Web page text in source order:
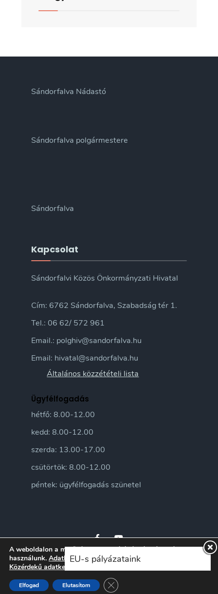
Sándorfalva Nádastó
Sándorfalva polgármestere
Sándorfalva
Kapcsolat
Sándorfalvi Közös Önkormányzati Hivatal
Cím: 6762 Sándorfalva, Szabadság tér 1.
Tel.: 06 62/ 572 961
Email.: polghiv@sandorfalva.hu
Email: hivatal@sandorfalva.hu
Általános közzétételi lista
Ügyfélfogadás
hétfő: 8.00-12.00
kedd: 8.00-12.00
szerda: 13.00-17.00
csütörtök: 8.00-12.00
péntek: ügyfélfogadás szünetel
© 2026 Sándorfalva Város honlapja • Sándorfalvi Közös Önkormányzati
Hivatal 2016 | Minden jog fenntartva
EU-s pályázataink
A weboldalon a minőségi felhasználói élmény érdekében sütiket
használunk. Adatkezelési tájékoztatónkatitt ismerheti meg.
Közérdekű adatkezelési szabályzatunkat
Elfogad Elutasítom Close GDPR Cookie Banner